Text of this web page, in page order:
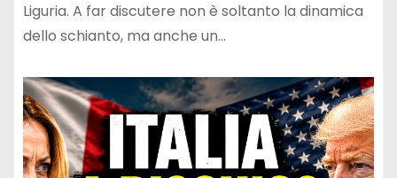
Liguria. A far discutere non è soltanto la dinamica
dello schianto, ma anche un…